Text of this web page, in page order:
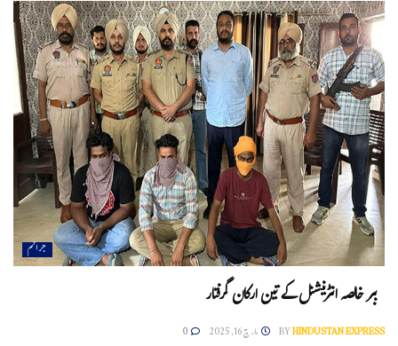
جرائم
ببر خالصہ انٹرنیشنل کے تین ارکان گرفتار
BYHINDUSTAN EXPRESS مارچ 16, 2025 0